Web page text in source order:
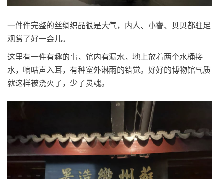
一件件完整的丝绸织品很是大气，内人、小睿、贝贝都驻足
观赏了好一会儿。
这里有一件有趣的事，馆内有漏水，地上放着两个水桶接
水，嘀咕声入耳，有种室外淋雨的错觉。好好的博物馆气质
就这样被浇灭了，少了灵魂。